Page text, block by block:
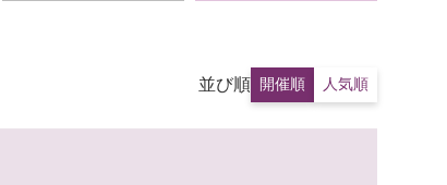
並び順 開催順 人気順